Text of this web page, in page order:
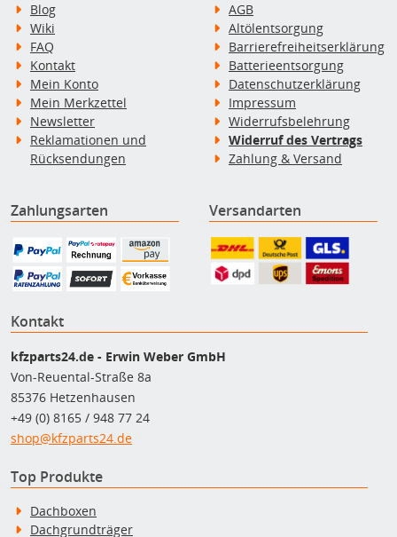
Blog
Wiki
FAQ
Kontakt
Mein Konto
Mein Merkzettel
Newsletter
Reklamationen und
Rücksendungen
AGB
Altölentsorgung
Barrierefreiheitserklärung
Batterieentsorgung
Datenschutzerklärung
Impressum
Widerrufsbelehrung
Widerruf des Vertrags
Zahlung & Versand
Zahlungsarten Versandarten
Kontakt
kfzparts24.de - Erwin Weber GmbH
Von-Reuental-Straße 8a
85376 Hetzenhausen
+49 (0) 8165 / 948 77 24
shop@kfzparts24.de
Top Produkte
Dachboxen
Dachgrundträger